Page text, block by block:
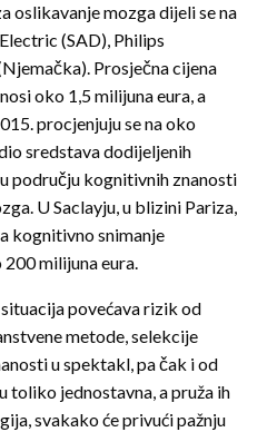
oslikavanje mozga dijeli se na
(SAD), Philips
Prosječna cijena
oko 1,5 milijuna eura, a
procjenjuju se na oko
sredstava dodijeljenih
području kognitivnih znanosti
U Saclayju, u blizini Pariza,
kognitivno snimanje
milijuna eura.
povećava rizik od
metode, selekcije
u spektakl, pa čak i od
toliko jednostavna, a pruža ih
svakako će privući pažnju